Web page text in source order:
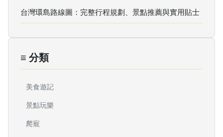
台灣環島路線圖：完整行程規劃、景點推薦與實用貼士
≡ 分類
美食遊記
景點玩樂
爬寵